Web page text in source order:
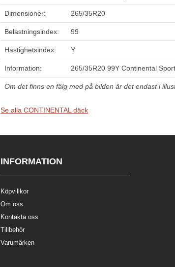
Dimensioner: 265/35R20
Belastningsindex: 99
Hastighetsindex: Y
Information: 265/35R20 99Y Continental
Om det finns en fälg med på bilden är det endast i
Se alla CONTINENTAL däck
INFORMATION
Köpvillkor
Om oss
Kontakta oss
Tillbehör
Varumärken